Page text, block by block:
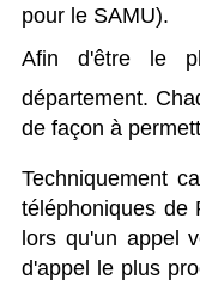
pour le SAMU).
Afin d'être le
département.
de façon à
Techniquement
téléphoniques de
lors qu'un appel
d'appel le plus